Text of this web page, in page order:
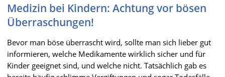
Medizin bei Kindern: Achtung vor bösen
Überraschungen!
Bevor man böse überrascht wird, sollte man sich lieber gut
informieren, welche Medikamente wirklich sicher und für
Kinder geeignet sind, und welche nicht. Tatsächlich gab es